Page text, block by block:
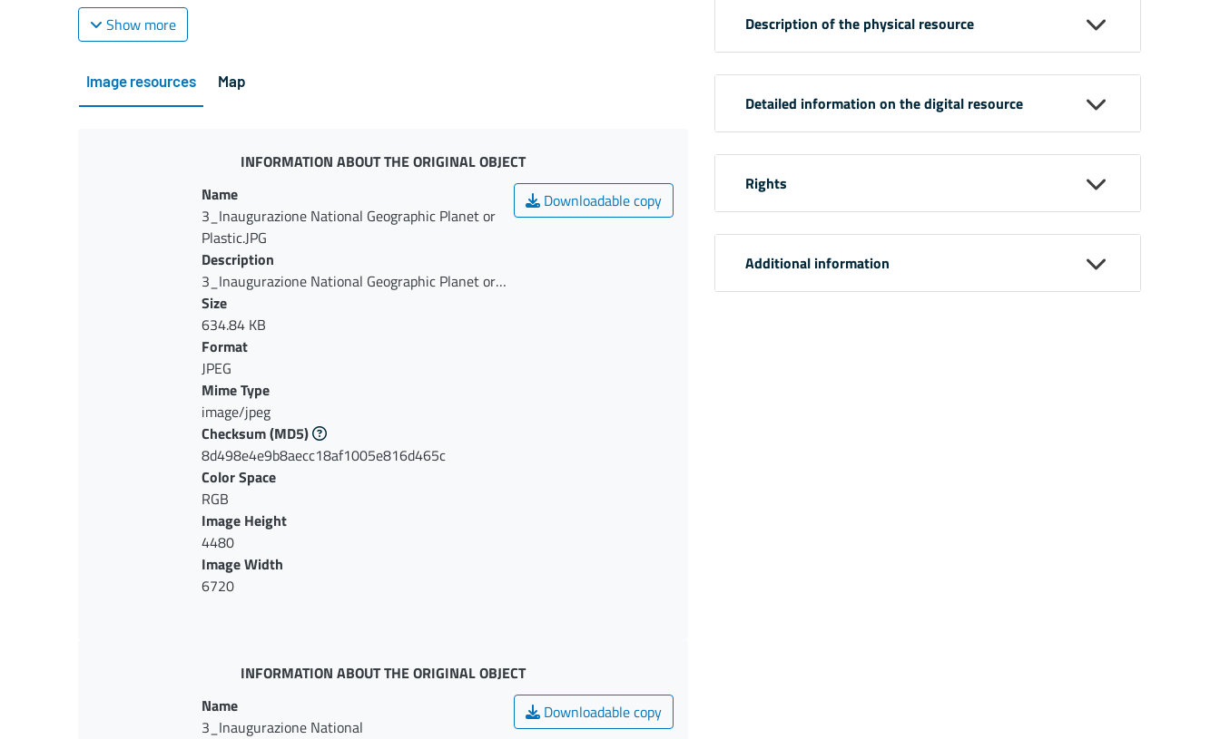
Show more
Image resources Map
INFORMATION ABOUT THE ORIGINAL OBJECT
Downloadable copy
Name
3_Inaugurazione National Geographic Planet or
Plastic.JPG
Description
3_Inaugurazione National Geographic Planet or
Plastic.JPG
Size
634.84 KB
Format
JPEG
Mime Type
image/jpeg
Checksum(MD5)
8d498e4e9b8aecc18af1005e816d465c
Color Space
RGB
Image Height
4480
Image Width
6720
INFORMATION ABOUT THE ORIGINAL OBJECT
Downloadable copy
Name
3_Inaugurazione National
Description of the physical resource
Detailed information on the digital resource
Rights
Additional information